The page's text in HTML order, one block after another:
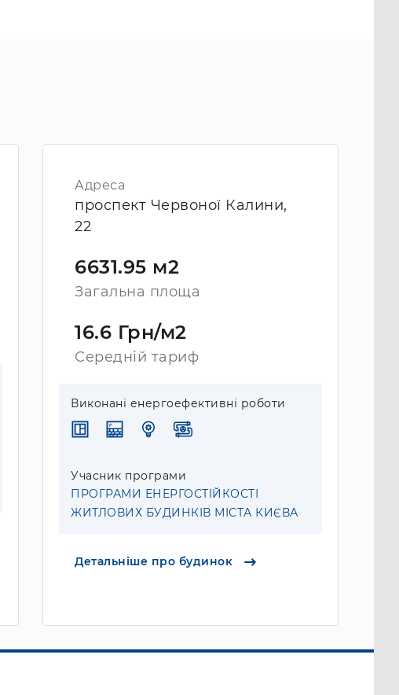
Адреса
проспект Червоної Калини,
22
6631.95 м2
Загальна площа
16.6 Грн/м2
Середній тариф
Виконані енергоефективні роботи
Учасник програми
ПРОГРАМИ ЕНЕРГОСТІЙКОСТІ
ЖИТЛОВИХ БУДИНКІВ МІСТА КИЄВА
Детальніше про будинок